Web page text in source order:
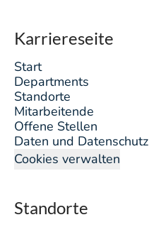
Karriereseite
Start
Departments
Standorte
Mitarbeitende
Offene Stellen
Daten und Datenschutz
Cookies verwalten
Standorte